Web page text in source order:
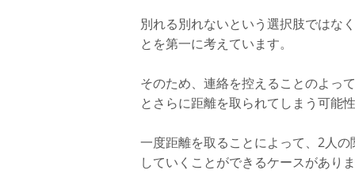
別れる別れないという選択肢ではな
とを第一に考えています。
そのため、連絡を控えることのよっ
とさらに距離を取られてしまう可能
一度距離を取ることによって、2人
していくことができるケースがあり